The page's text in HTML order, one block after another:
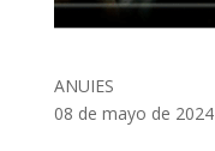
ANUIES
08 de mayo de 2024